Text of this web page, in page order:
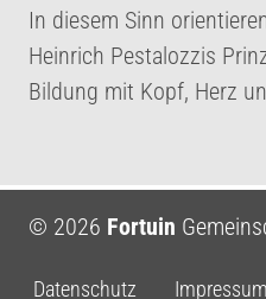
In diesem Sinn
Heinrich Pestalozzis
Bildung mit Kopf, Herz
© 2026 Fortuin
Datenschutz Impressum